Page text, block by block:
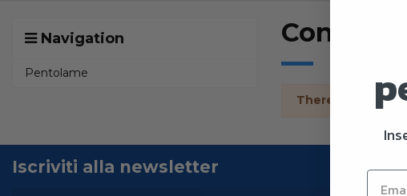
There are no
Navigation
Pentolame
Iscriviti alla newsletter